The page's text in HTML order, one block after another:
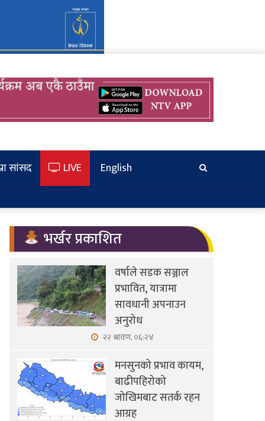
सांसद LIVE English
भर्खर प्रकाशित
वर्षाले सडक सञ्जाल
प्रभावित, यात्रामा
सावधानी अपनाउन
अनुरोध
२२ श्रावण, ०६:२४
मनसुनको प्रभाव कायम,
बाढीपहिरोको
जोखिमबाट सतर्क रहन
आग्रह